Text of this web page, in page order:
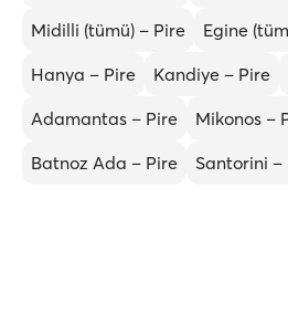
Midilli (tümü) – Pire
Egine
Hanya – Pire
Kandiye – Pire
Adamantas – Pire
Mikonos –
Batnoz Ada – Pire
Santorini –